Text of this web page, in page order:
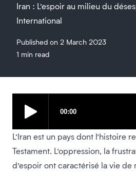
Iran : L’espoir au milieu du
International
Published on 2 March 2023
1 min read
L’Iran est un pays dont l’histoire
Testament. L’oppression, la
d’espoir ont caractérisé la vie